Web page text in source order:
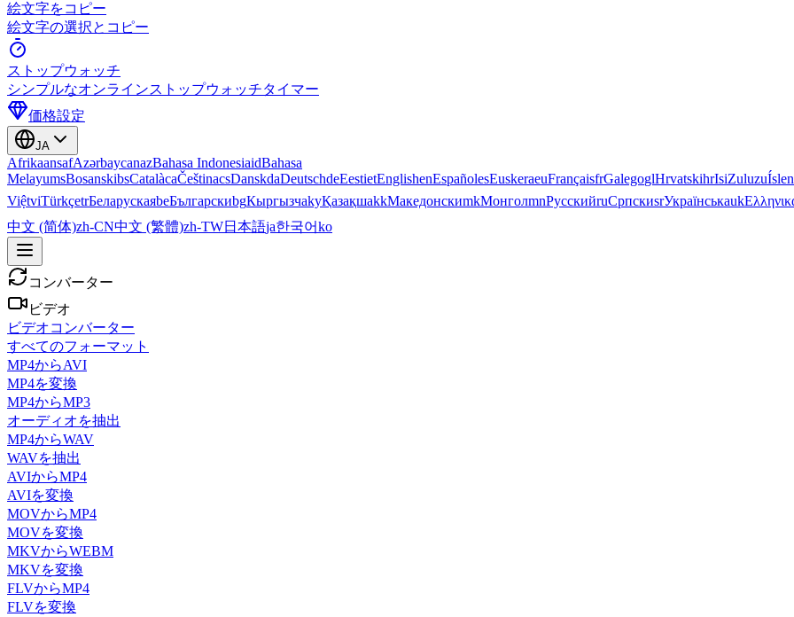
絵文字をコピー
絵文字の選択とコピー
ストップウォッチ
シンプルなオンラインストップウォッチタイマー
価格設定
JA
AfrikaansafAzərbaycanazBahasa IndonesiaidBahasa
MelayumsBosanskibsCatalàcaČeštinacsDanskdaDeutschdeEestietEnglishenEspañolesEuskeraeuFrançaisfrGalegoglHrvatskihrIsiZuluzu
ViệtviTürkçetrБеларускаяbeБългарскиbgКыргызчаkyҚазақшаkkМакедонскиmkМонголmnРусскийruСрпскиsrУкраїнськаuk
中文 (简体)zh-CN中文 (繁體)zh-TW日本語ja한국어ko
コンバーター
ビデオ
ビデオコンバーター
すべてのフォーマット
MP4からAVI
MP4を変換
MP4からMP3
オーディオを抽出
MP4からWAV
WAVを抽出
AVIからMP4
AVIを変換
MOVからMP4
MOVを変換
MKVからWEBM
MKVを変換
FLVからMP4
FLVを変換